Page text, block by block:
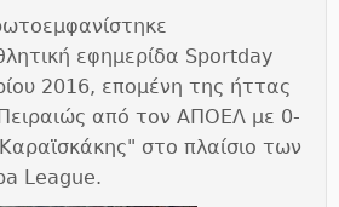
εφημερίδα Sportday
2016, επομένη της ήττας
από τον ΑΠΟΕΛ με 0-
στο πλαίσιο των
League.